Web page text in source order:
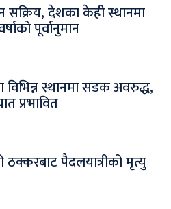
देशका केही स्थानमा
पूर्वानुमान
स्थानमा सडक अवरुद्ध,
प्रभावित
पैदलयात्रीको मृत्यु